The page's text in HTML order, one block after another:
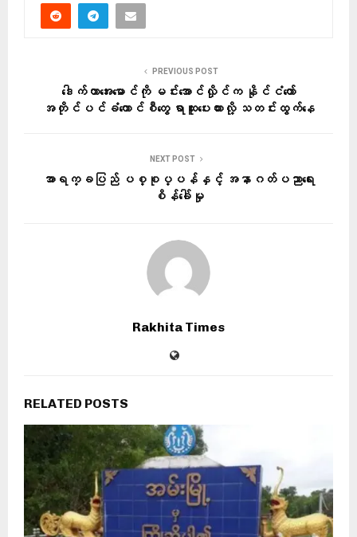
PREVIOUS POST
ဒေါက်တာအေးမောင်ကို မင်းအောင်လှိုင်က နိုင်ငံတော်
အတိုင်ပင်ခံကောင်စီတွေ ရာထူးပေးထားလို့ သတင်းထွက်နေ
NEXT POST
အာရက္ခပြည် ပစ္စုပ္ပန်နှင့် အနာဂတ်ပညာရေး
စိန်ခေါ်မှု
Rakhita Times
RELATED POSTS